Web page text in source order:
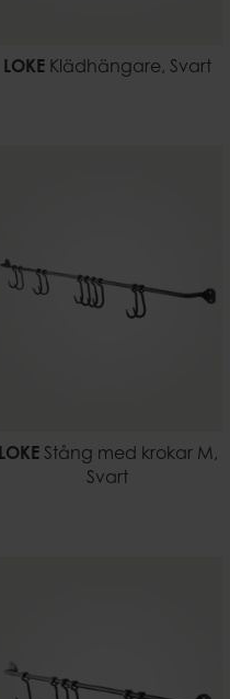
LOKE Klädhängare, Svart
LOKEStång med krokar M,
Svart